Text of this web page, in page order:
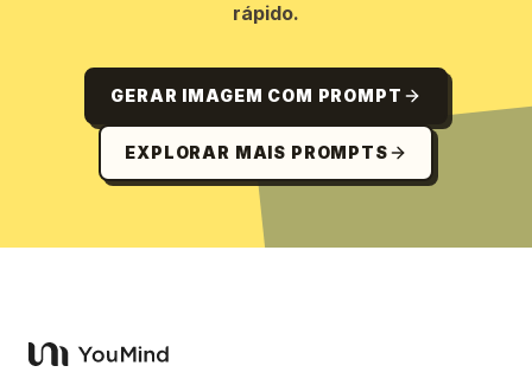
rápido.
GERAR IMAGEM COM PROMPT
EXPLORAR MAIS PROMPTS